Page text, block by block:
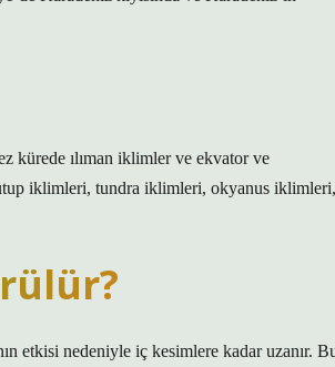
kürede ılıman iklimler ve ekvator ve
iklimleri, tundra iklimleri, okyanus iklimleri,
etkisi nedeniyle iç kesimlere kadar uzanır.